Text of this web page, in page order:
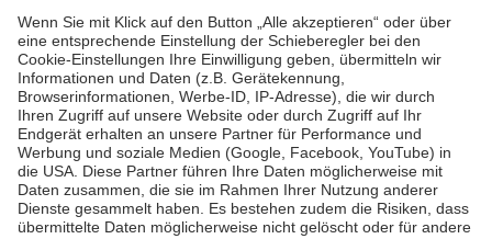
Mehr lesen
Mehr lesen
Pfalzwerke
Über uns & Autoren